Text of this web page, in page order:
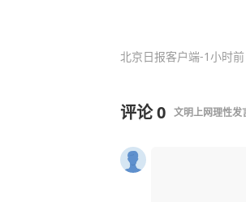
北京日报客户端-1小时前
评论0 文明上网理性发